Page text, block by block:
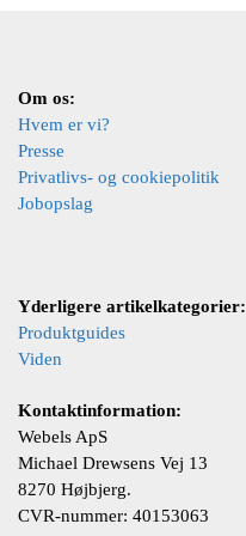
Om os:
Hvem er vi?
Presse
Privatlivs- og cookiepolitik
Jobopslag
Yderligere artikelkategorier:
Produktguides
Viden
Kontaktinformation:
Webels ApS
Michael Drewsens Vej 13
8270 Højbjerg.
CVR-nummer: 40153063